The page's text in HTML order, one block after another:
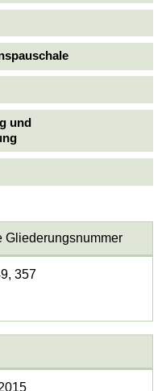
und
Gliederungsnummer
357